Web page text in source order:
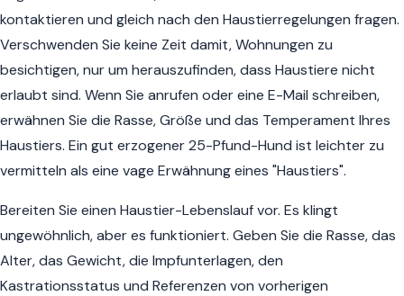
kontaktieren und gleich nach den Haustierregelungen fragen.
Verschwenden Sie keine Zeit damit, Wohnungen zu
besichtigen, nur um herauszufinden, dass Haustiere nicht
erlaubt sind. Wenn Sie anrufen oder eine E-Mail schreiben,
erwähnen Sie die Rasse, Größe und das Temperament Ihres
Haustiers. Ein gut erzogener 25-Pfund-Hund ist leichter zu
vermitteln als eine vage Erwähnung eines "Haustiers".
Bereiten Sie einen Haustier-Lebenslauf vor. Es klingt
ungewöhnlich, aber es funktioniert. Geben Sie die Rasse, das
Alter, das Gewicht, die Impfunterlagen, den
Kastrationsstatus und Referenzen von vorherigen